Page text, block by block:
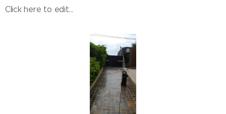
Click here to edit...